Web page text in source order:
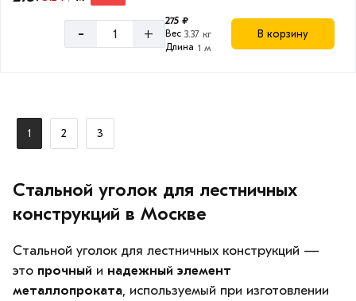
- +
275 ₽
Вес 3.37 кг
Длина 1 м
В корзину
1 2 3
Стальной уголок для лестничных
конструкций в Москве
Стальной уголок для лестничных конструкций —
это прочный и надежный элемент
металлопроката , используемый при изготовлении